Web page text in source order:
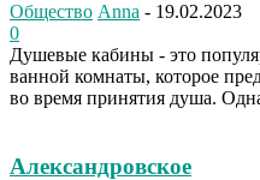
Общество Anna - 19.02.2023
0
Душевые кабины - это
ванной комнаты, которое
во время принятия душа.
Александровское